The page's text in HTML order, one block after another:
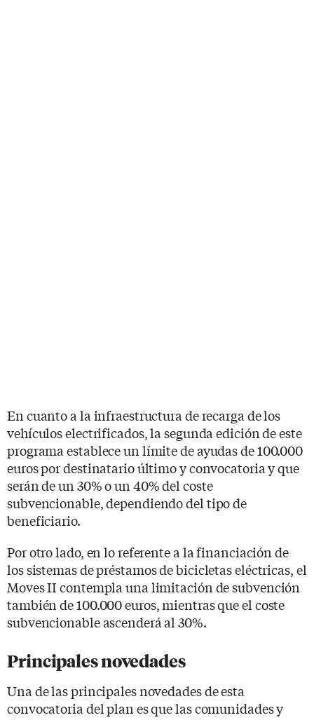
En cuanto a la infraestructura de recarga de los
vehículos electrificados, la segunda edición de este
programa establece un límite de ayudas de 100.000
euros por destinatario último y convocatoria y que
serán de un 30% o un 40% del coste
subvencionable, dependiendo del tipo de
beneficiario.
Por otro lado, en lo referente a la financiación de
los sistemas de préstamos de bicicletas eléctricas, el
Moves II contempla una limitación de subvención
también de 100.000 euros, mientras que el coste
subvencionable ascenderá al 30%.
Principales novedades
Una de las principales novedades de esta
convocatoria del plan es que las comunidades y